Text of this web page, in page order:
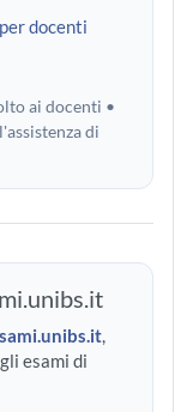
docenti
ai docenti •
di
,
esami di